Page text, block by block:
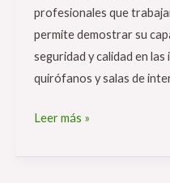
profesionales que
permite demostrar su
seguridad y calidad en
quirófanos y salas de
Leer más »